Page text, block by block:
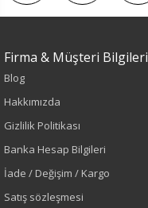
Mavi
Firma & Müşteri Bilgileri
Blog
Hakkımızda
Gizlilik Politikası
Banka Hesap Bilgileri
İade / Değişim / Kargo
Satış sözleşmesi